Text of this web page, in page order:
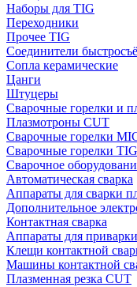
Наборы для TIG
Переходники
Прочее TIG
Соединители
Сопла керамические
Цанги
Штуцеры
Сварочные горелки и
Плазмотроны CUT
Сварочные горелки
Сварочные горелки TIG
Сварочное
Автоматическая сварка
Аппараты для сварки
Дополнительное
Контактная сварка
Аппараты для
Клещи контактной
Машины контактной
Плазменная резка CUT